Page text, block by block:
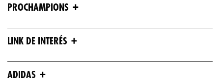
PROCHAMPIONS +
LINK DE INTERÉS +
ADIDAS +